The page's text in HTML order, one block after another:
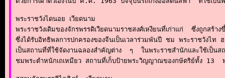
พระราชวังไดนอย เวียดนาม
พระราชวังเดิมของจักรพรรดิเวียดนามราชสงศ์เหงียนที่เก่าแก่  ซึ่งถูกส
ซึ่งได้รับอิทธิพลการปกครองของจีนเป็นเวลาร่วมพันปี ชม พระราชวังไ
เป็นสถานที่ที่ใช้จัดงานฉลองสำคัญต่าง  ๆ  ในพระราชสำนักและใช้เป็น
ชมพระตำหนักเถเหมียว สถานที่เก็บป้ายพระวิญญาณของกษัตริย์ทั้ง 13  พ